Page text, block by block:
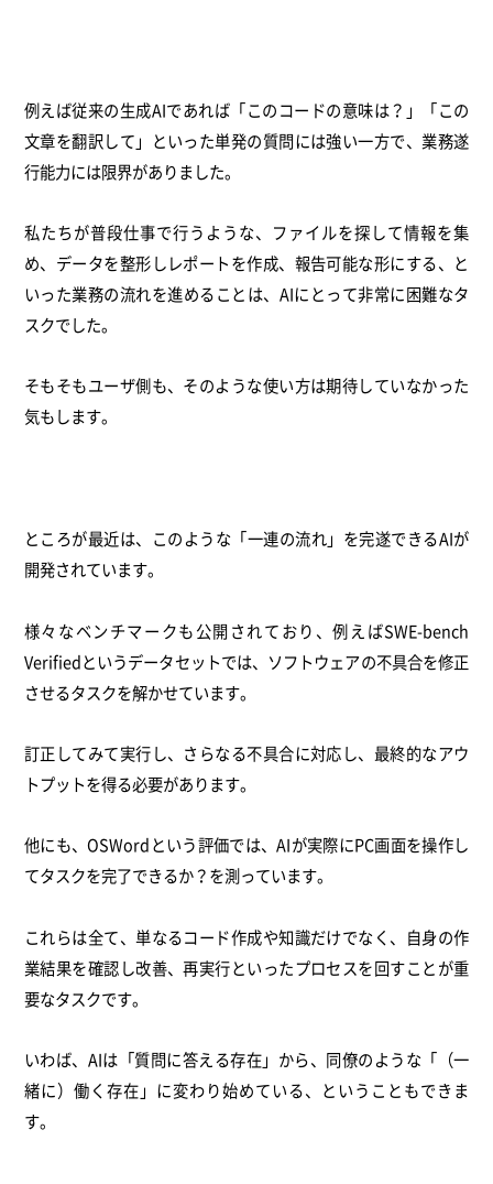
例えば従来の生成AIであれば「このコードの意味は？」「この
文章を翻訳して」といった単発の質問には強い一方で、業務遂
行能力には限界がありました。
私たちが普段仕事で行うような、ファイルを探して情報を集
め、データを整形しレポートを作成、報告可能な形にする、と
いった業務の流れを進めることは、AIにとって非常に困難なタ
スクでした。
そもそもユーザ側も、そのような使い方は期待していなかった
気もします。
ところが最近は、このような「一連の流れ」を完遂できるAIが
開発されています。
様々なベンチマークも公開されており、例えばSWE-bench
Verifiedというデータセットでは、ソフトウェアの不具合を修正
させるタスクを解かせています。
訂正してみて実行し、さらなる不具合に対応し、最終的なアウ
トプットを得る必要があります。
他にも、OSWordという評価では、AIが実際にPC画面を操作し
てタスクを完了できるか？を測っています。
これらは全て、単なるコード作成や知識だけでなく、自身の作
業結果を確認し改善、再実行といったプロセスを回すことが重
要なタスクです。
いわば、AIは「質問に答える存在」から、同僚のような「（一
緒に）働く存在」に変わり始めている、ということもできま
す。